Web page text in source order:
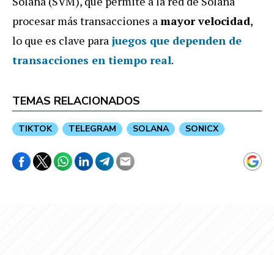
procesar más transacciones amayor velocidad,
lo que es clave para juegos que dependen de
transacciones en tiempo real.
TEMAS RELACIONADOS
TIKTOK TELEGRAM SOLANA SONICX